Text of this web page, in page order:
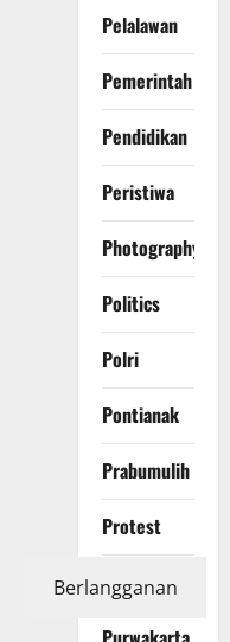
Pelalawan
Pemerintah
Pendidikan
Peristiwa
Photography
Politics
Polri
Pontianak
Prabumulih
Protest
Purbalingga
Berlangganan